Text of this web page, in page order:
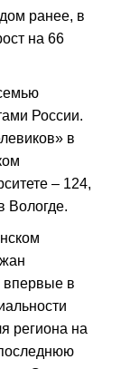
ранее, в
на 66
России.
в
– 124,
Вологде.
впервые в
региона на